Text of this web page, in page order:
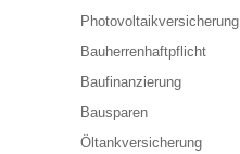
Photovoltaikversicherung
Bauherrenhaftpflicht
Baufinanzierung
Bausparen
Öltankversicherung